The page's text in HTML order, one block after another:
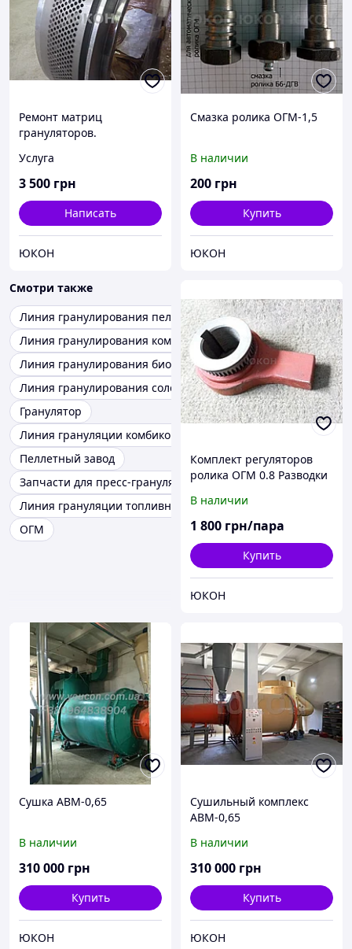
Ремонт матриц
грануляторов.
Услуга
3 500 грн
Написать
ЮКОН
Смазка ролика ОГМ-1,5
В наличии
200 грн
Купить
ЮКОН
Смотри также
Линия гранулирования пеллет
Линия гранулирования комбикорма
Линия гранулирования биомассы
Линия гранулирования соломы
Гранулятор
Линия грануляции комбикормов
Пеллетный завод
Запчасти для пресс-грануляторов
Линия грануляции топливных гранул
ОГМ
Комплект регуляторов
ролика ОГМ 0.8 Разводки
0.8
В наличии
1 800 грн/пара
Купить
ЮКОН
Сушка АВМ-0,65
В наличии
310 000 грн
Купить
ЮКОН
Сушильный комплекс
АВМ-0,65
В наличии
310 000 грн
Купить
ЮКОН